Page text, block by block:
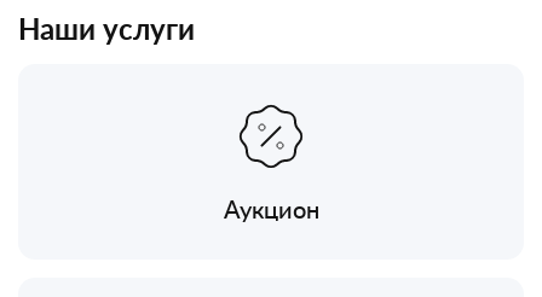
Наши услуги
Аукцион